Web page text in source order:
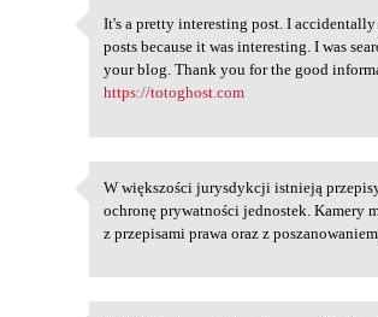
It's a pretty interesting
It's a pretty interesting post. I
posts because it was interesting. I was
your blog. Thank you for the good
https://totoghost.com
W większości jurysdykcji
W większości jurysdykcji istnieją
ochronę prywatności jednostek. Kamery
z przepisami prawa oraz z